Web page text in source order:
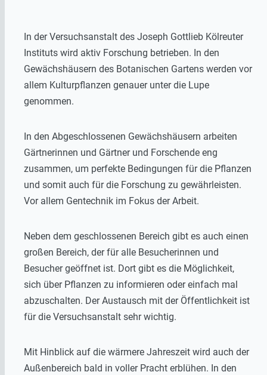
In der Versuchsanstalt des Joseph Gottlieb Kölreuter
Instituts wird aktiv Forschung betrieben. In den
Gewächshäusern des Botanischen Gartens werden vor
allem Kulturpflanzen genauer unter die Lupe
genommen.
In den Abgeschlossenen Gewächshäusern arbeiten
Gärtnerinnen und Gärtner und Forschende eng
zusammen, um perfekte Bedingungen für die Pflanzen
und somit auch für die Forschung zu gewährleisten.
Vor allem Gentechnik im Fokus der Arbeit.
Neben dem geschlossenen Bereich gibt es auch einen
großen Bereich, der für alle Besucherinnen und
Besucher geöffnet ist. Dort gibt es die Möglichkeit,
sich über Pflanzen zu informieren oder einfach mal
abzuschalten. Der Austausch mit der Öffentlichkeit ist
für die Versuchsanstalt sehr wichtig.
Mit Hinblick auf die wärmere Jahreszeit wird auch der
Außenbereich bald in voller Pracht erblühen. In den